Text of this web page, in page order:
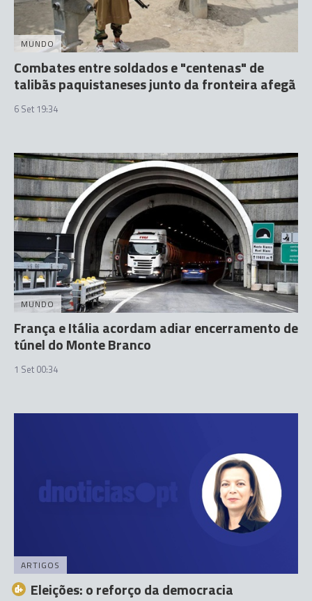
MUNDO
Combates entre soldados e "centenas" de
talibãs paquistaneses junto da fronteira afegã
6 Set 19:34
MUNDO
França e Itália acordam adiar encerramento de
túnel do Monte Branco
1 Set 00:34
ARTIGOS
Eleições: o reforço da democracia